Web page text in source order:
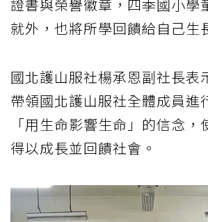
證書與榮譽徽章，四季國小學
就外，也將所學回饋給自己生
國北護山服社楊承恩副社長表
帶領國北護山服社全體成員進
「用生命影響生命」的信念，
得以成長並回饋社會。